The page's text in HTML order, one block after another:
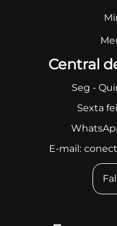
Central
Seg -
Sexta
E-mail: